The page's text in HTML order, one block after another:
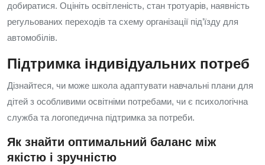
добиратися. Оцініть освітленість, стан тротуарів, наявність
регульованих переходів та схему організації під’їзду для
автомобілів.
Підтримка індивідуальних потреб
Дізнайтеся, чи може школа адаптувати навчальні плани для
дітей з особливими освітніми потребами, чи є психологічна
служба та логопедична підтримка за потреби.
Як знайти оптимальний баланс між
якістю і зручністю